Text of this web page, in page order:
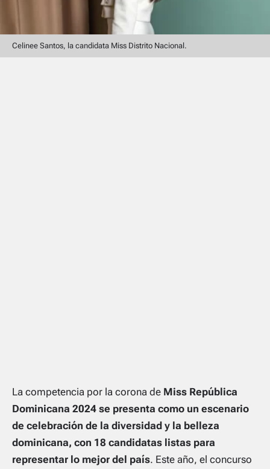
Celinee Santos, la candidata Miss Distrito Nacional.
La competencia por la corona de Miss República
Dominicana 2024 se presenta como un escenario
de celebración de la diversidad y la belleza
dominicana, con 18 candidatas listas para
representar lo mejor del país. Este año, el concurso